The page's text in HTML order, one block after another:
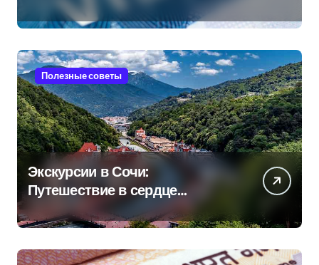
Полезные советы
Экскурсии в Сочи:
Путешествие в сердце
Черноморского курорта